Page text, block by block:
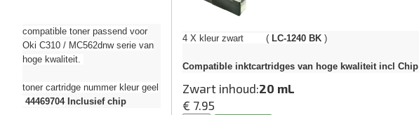
compatible toner passend voor
Oki C310 / MC562dnw serie van
hoge kwaliteit.
toner cartridge nummer kleur geel
44469704Inclusief chip
4 X kleur zwart ( LC-1240 BK )
Compatible inktcartridges van hoge kwaliteit incl Chip
Zwart inhoud:20 mL
€ 7.95